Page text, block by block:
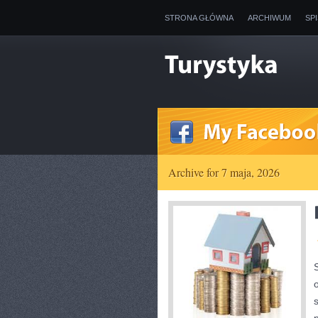
STRONA GŁÓWNA ARCHIWUM
Archive for 7 maja, 2026